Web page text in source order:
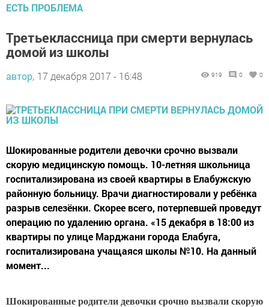
ЕСТЬ ПРОБЛЕМА
Третьеклассница при смерти вернулась
домой из школы
автор, 17 декабря 2017 - 16:48 919 0 0
Шокированные родители девочки срочно вызвали
скорую медицинскую помощь. 10-летняя школьница
госпитализирована из своей квартиры в Елабужскую
районную больницу. Врачи диагностировали у ребёнка
разрыв селезёнки. Скорее всего, потерпевшей проведут
операцию по удалению органа. «15 декабря в 18:00 из
квартиры по улице Марджани города Елабуга,
госпитализирована учащаяся школы №10. На данный
момент...
Шокированные родители девочки срочно вызвали скорую